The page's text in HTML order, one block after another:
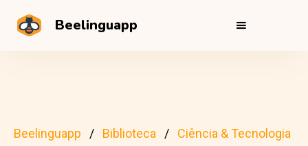
Beelinguapp
Beelinguapp Biblioteca
Ciência & Tecnologia